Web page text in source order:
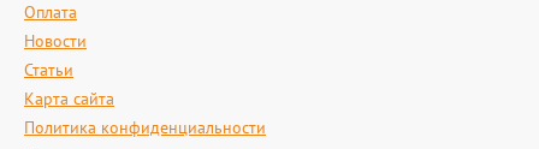
Оплата
Новости
Статьи
Карта сайта
Политика конфиденциальности